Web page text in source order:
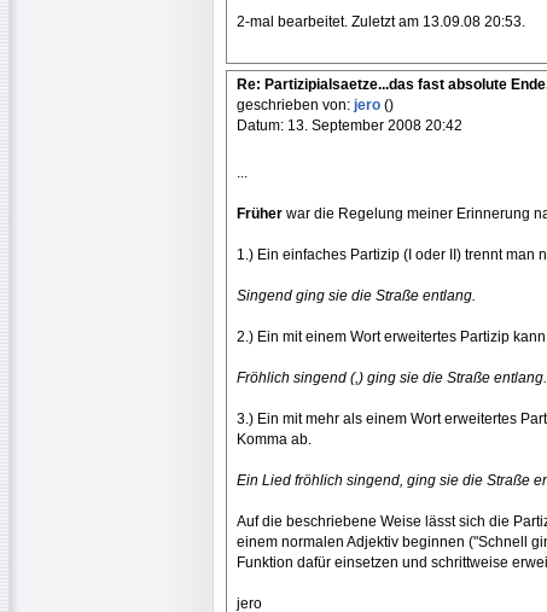
2-mal bearbeitet. Zuletzt am 13.09.08 20:53.
Re: Partizipialsaetze...das fast absolute
geschrieben von: jero ()
Datum: 13. September 2008 20:42
...
Früher war die Regelung meiner Erinnerung
1.) Ein einfaches Partizip (I oder II) trennt man
Singend ging sie die Straße entlang.
2.) Ein mit einem Wort erweitertes Partizip
Fröhlich singend (,) ging sie die Straße entlang.
3.) Ein mit mehr als einem Wort erweitertes
Komma ab.
Ein Lied fröhlich singend, ging sie die Straße
Auf die beschriebene Weise lässt sich die
einem normalen Adjektiv beginnen ("Schnell
Funktion dafür einsetzen und schrittweise
jero